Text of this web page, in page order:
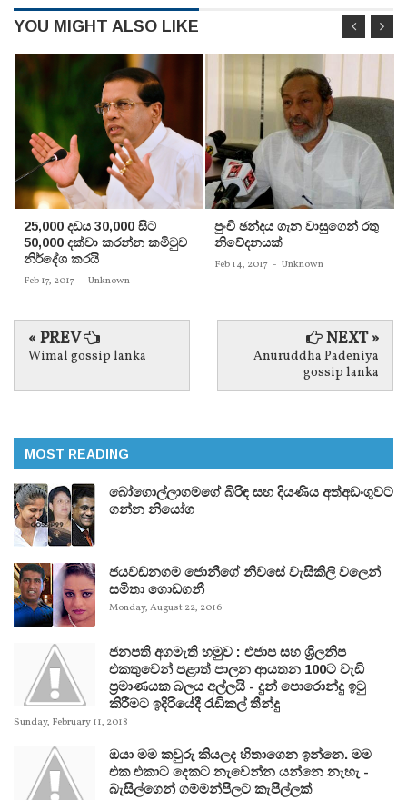
YOU MIGHT ALSO LIKE
25,000 දඩය 30,000 සිට
50,000 දක්වා කරන්න කමිටුව
නිර්දේශ කරයි
Feb 17, 2017 - Unknown
පුංචි ඡන්දය ගැන වාසුගෙන් රතු
නිවේදනයක්‌
Feb 14, 2017 - Unknown
« PREV
Wimal gossip lanka
NEXT »
Anuruddha Padeniya
gossip lanka
MOST READING
බෝගොල්ලාගමගේ බිරිඳ සහ දියණිය අත්අඩංගුවට
ගන්න නියෝග
ජයවඩනගම ජොනීගේ නිවසේ වැසිකිලි වලෙන්
සමිතා ගොඩගනී
Monday, August 22, 2016
ජනපති අගමැති හමුව : එජාප සහ ශ්‍රිලනිප
එකතුවෙන් පළාත් පාලන ආයතන 100ට වැඩි
ප්‍රමාණයක බලය අල්ලයි - දුන් පොරොන්දු ඉටු
කිරීමට ඉදිරියේදී රැඩිකල් තීන්දු
Sunday, February 11, 2018
ඔයා මම කවුරු කියලද හිතාගෙන ඉන්නෙ. මම
එක එකාට දෙකට නැවෙන්න යන්නෙ නැහැ -
බැසිල්ගෙන් ගම්මන්පිලට කැපිල්ලක්